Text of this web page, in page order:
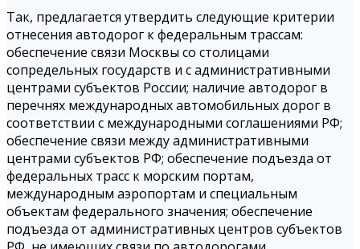
Так, предлагается утвердить следующие критерии
отнесения автодорог к федеральным трассам:
обеспечение связи Москвы со столицами
сопредельных государств и с административными
центрами субъектов России; наличие автодорог в
перечнях международных автомобильных дорог в
соответствии с международными соглашениями РФ;
обеспечение связи между административными
центрами субъектов РФ; обеспечение подъезда от
федеральных трасс к морским портам,
международным аэропортам и специальным
объектам федерального значения; обеспечение
подъезда от административных центров субъектов